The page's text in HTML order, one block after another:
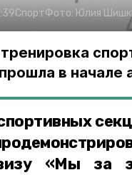
СпортФото: Юлия
в начале
«Мы за